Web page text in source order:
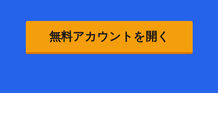
無料アカウントを開く